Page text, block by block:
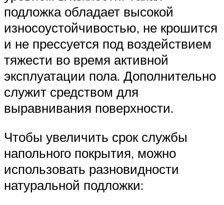
подложка обладает высокой
износоустойчивостью, не крошится
и не прессуется под воздействием
тяжести во время активной
эксплуатации пола. Дополнительно
служит средством для
выравнивания поверхности.
Чтобы увеличить срок службы
напольного покрытия, можно
использовать разновидности
натуральной подложки: